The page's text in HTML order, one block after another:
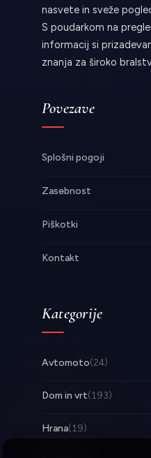
nasvete in sveže
S poudarkom na
informacij si
znanja za široko
Povezave
Splošni pogoji
Zasebnost
Piškotki
Kontakt
Kategorije
Avtomoto(24)
Dom in vrt(193)
Hrana(19)